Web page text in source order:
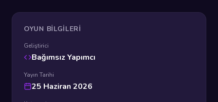
OYUN BILGILERI
Geliştirici
Bağımsız Yapımcı
Yayın Tarihi
25 Haziran 2026